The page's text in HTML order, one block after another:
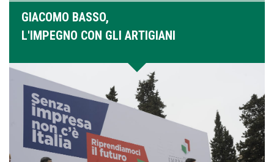
GIACOMO BASSO,
L'IMPEGNO CON GLI ARTIGIANI